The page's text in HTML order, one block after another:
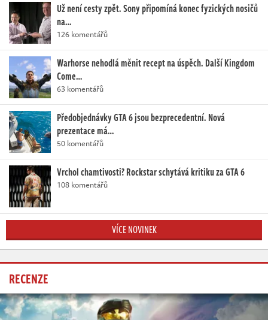
Už není cesty zpět. Sony připomíná konec fyzických nosičů
na…
126 komentářů
Warhorse nehodlá měnit recept na úspěch. Další Kingdom
Come…
63 komentářů
Předobjednávky GTA 6 jsou bezprecedentní. Nová
prezentace má…
50 komentářů
Vrchol chamtivosti? Rockstar schytává kritiku za GTA 6
108 komentářů
VÍCE NOVINEK
RECENZE